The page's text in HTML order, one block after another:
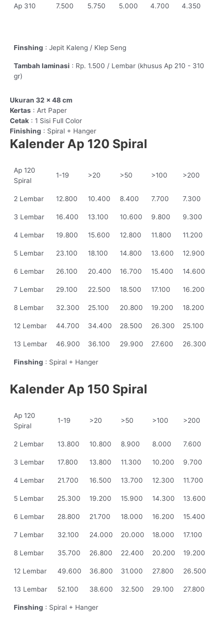
Ap 310 7.500 5.750 5.000 4.700 4.350
Finshing : Jepit Kaleng / Klep Seng
Tambah laminasi : Rp. 1.500 / Lembar (khusus Ap 210 - 310
gr)
Ukuran 32 x 48 cm
Kertas : Art Paper
Cetak : 1 Sisi Full Color
Finishing : Spiral + Hanger
Kalender Ap 120 Spiral
Ap 120
Spiral
1-19 >20 >50 >100 >200
2 Lembar 12.800 10.400 8.400 7.700 7.300
3 Lembar 16.400 13.100 10.600 9.800 9.300
4 Lembar 19.800 15.600 12.800 11.800 11.200
5 Lembar 23.100 18.100 14.800 13.600 12.900
6 Lembar 26.100 20.400 16.700 15.400 14.600
7 Lembar 29.100 22.500 18.500 17.100 16.200
8 Lembar 32.300 25.100 20.800 19.200 18.200
12 Lembar 44.700 34.400 28.500 26.300 25.100
13 Lembar 46.900 36.100 29.900 27.600 26.300
Finshing : Spiral + Hanger
Kalender Ap 150 Spiral
Ap 120
Spiral
1-19 >20 >50 >100 >200
2 Lembar 13.800 10.800 8.900 8.000 7.600
3 Lembar 17.800 13.800 11.300 10.200 9.700
4 Lembar 21.700 16.500 13.700 12.300 11.700
5 Lembar 25.300 19.200 15.900 14.300 13.600
6 Lembar 28.800 21.700 18.000 16.200 15.400
7 Lembar 32.100 24.000 20.000 18.000 17.100
8 Lembar 35.700 26.800 22.400 20.200 19.200
12 Lembar 49.600 36.800 31.000 27.800 26.500
13 Lembar 52.100 38.600 32.500 29.100 27.800
Finshing : Spiral + Hanger